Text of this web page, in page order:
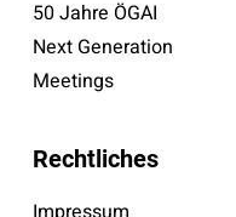
50 Jahre ÖGAI
Next Generation
Meetings
Rechtliches